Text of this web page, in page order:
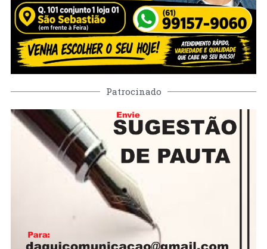
Patrocinado